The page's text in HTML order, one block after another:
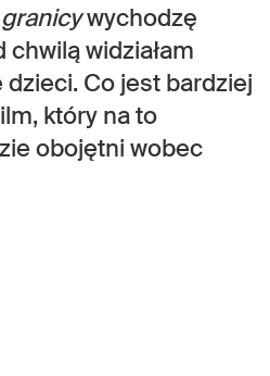
wychodzę
widziałam
Co jest bardziej
który na to
obojętni wobec